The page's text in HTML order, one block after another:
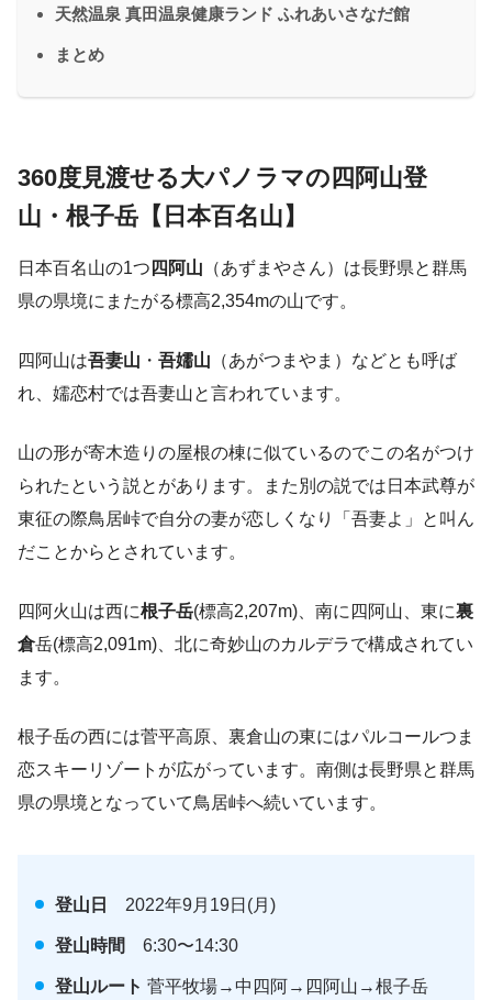
天然温泉 真田温泉健康ランド ふれあいさなだ館
まとめ
360度見渡せる大パノラマの四阿山登
山・根子岳【日本百名山】
日本百名山の1つ 四阿山 （あずまやさん）は長野県と群馬
県の県境にまたがる標高2,354mの山です。
四阿山は吾妻山 ・ 吾嬬山 （あがつまやま）などとも呼ば
れ、嬬恋村では吾妻山と言われています。
山の形が寄木造りの屋根の棟に似ているのでこの名がつけ
られたという説とがあります。また別の説では日本武尊が
東征の際鳥居峠で自分の妻が恋しくなり「吾妻よ」と叫ん
だことからとされています。
四阿火山は西に根子岳(標高2,207m)、南に四阿山、東に裏
倉岳(標高2,091m)、北に奇妙山のカルデラで構成されてい
ます。
根子岳の西には菅平高原、裏倉山の東にはパルコールつま
恋スキーリゾートが広がっています。南側は長野県と群馬
県の県境となっていて鳥居峠へ続いています。
登山日 2022年9月19日(月)
登山時間 6:30〜14:30
登山ルート 菅平牧場→中四阿→四阿山→根子岳